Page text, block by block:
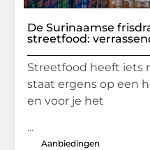
De Surinaamse
streetfood:
Streetfood heeft iets
staat ergens op een
en voor je het
...
Aanbiedingen